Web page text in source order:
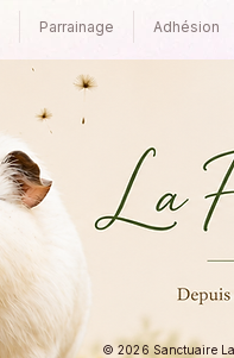
Parrainage Adhésion
© 2026 Sanctuaire La